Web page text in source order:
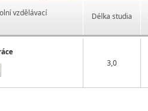
vzdělávací Délka studia
3,0